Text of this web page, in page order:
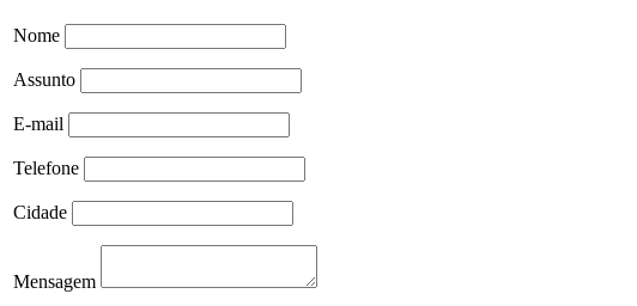
Nome
Assunto
E-mail
Telefone
Cidade
Mensagem